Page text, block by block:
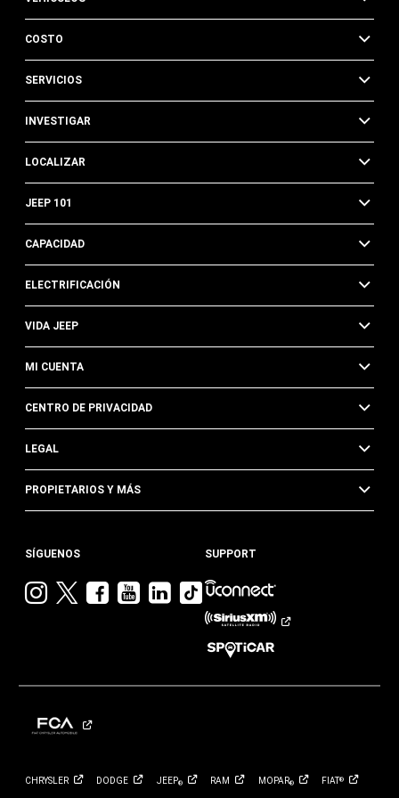
COSTO
SERVICIOS
INVESTIGAR
LOCALIZAR
JEEP 101
CAPACIDAD
ELECTRIFICACIÓN
VIDA JEEP
MI CUENTA
CENTRO DE PRIVACIDAD
LEGAL
PROPIETARIOS Y MÁS
SÍGUENOS
VisitaVisitaVisitaVisita
YouTube
Visita
Jeep
Linkedin
Visita
Jeep
en
TikTok
SUPPORT
CHRYSLER DODGE JEEP® RAM MOPAR® FIAT®